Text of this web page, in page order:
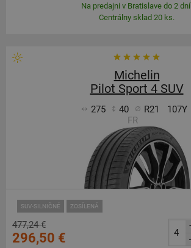
Na predajni v Bratislave do 2
Centrálny sklad 20 ks.
Michelin
Pilot Sport 4 SUV
275 40 R21
107Y
FR
SUV-SILNIČNÉ ZOSÍLENÁ
477,24 €
296,50 €